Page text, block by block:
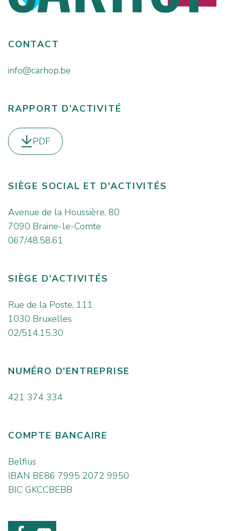
CONTACT
info@carhop.be
RAPPORT D’ACTIVITÉ
Télécharger le
PDF
SIÈGE SOCIAL ET D'ACTIVITÉS
Avenue de la Houssière, 80
7090 Braine-le-Comte
067/48.58.61
SIÈGE D'ACTIVITÉS
Rue de la Poste, 111
1030 Bruxelles
02/514.15.30
NUMÉRO D'ENTREPRISE
421 374 334
COMPTE BANCAIRE
Belfius
IBAN BE86 7995 2072 9950
BIC GKCCBEBB